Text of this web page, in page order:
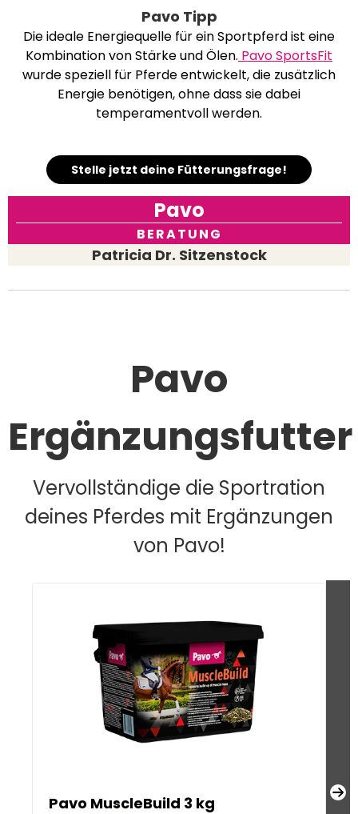
Pavo Tipp
Die ideale Energiequelle für ein Sportpferd ist eine
Kombination von Stärke und Ölen. Pavo SportsFit
wurde speziell für Pferde entwickelt, die zusätzlich
Energie benötigen, ohne dass sie dabei
temperamentvoll werden.
Stelle jetzt deine Fütterungsfrage!
Pavo
BERATUNG
Patricia Dr. Sitzenstock
Pavo
Ergänzungsfutter
Vervollständige die Sportration
deines Pferdes mit Ergänzungen
von Pavo!
Pavo MuscleBuild 3 kg